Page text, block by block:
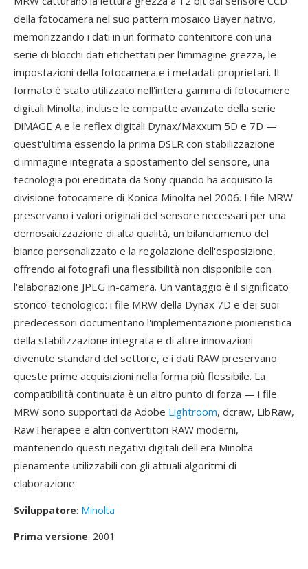
della fotocamera nel suo pattern mosaico Bayer nativo,
memorizzando i dati in un formato contenitore con una
serie di blocchi dati etichettati per l'immagine grezza, le
impostazioni della fotocamera e i metadati proprietari. Il
formato è stato utilizzato nell'intera gamma di fotocamere
digitali Minolta, incluse le compatte avanzate della serie
DiMAGE A e le reflex digitali Dynax/Maxxum 5D e 7D —
quest'ultima essendo la prima DSLR con stabilizzazione
d'immagine integrata a spostamento del sensore, una
tecnologia poi ereditata da Sony quando ha acquisito la
divisione fotocamere di Konica Minolta nel 2006. I file MRW
preservano i valori originali del sensore necessari per una
demosaicizzazione di alta qualità, un bilanciamento del
bianco personalizzato e la regolazione dell'esposizione,
offrendo ai fotografi una flessibilità non disponibile con
l'elaborazione JPEG in-camera. Un vantaggio è il significato
storico-tecnologico: i file MRW della Dynax 7D e dei suoi
predecessori documentano l'implementazione pionieristica
della stabilizzazione integrata e di altre innovazioni
divenute standard del settore, e i dati RAW preservano
queste prime acquisizioni nella forma più flessibile. La
compatibilità continuata è un altro punto di forza — i file
MRW sono supportati da Adobe Lightroom, dcraw, LibRaw,
RawTherapee e altri convertitori RAW moderni,
mantenendo questi negativi digitali dell'era Minolta
pienamente utilizzabili con gli attuali algoritmi di
elaborazione.
Sviluppatore: Minolta
Prima versione: 2001